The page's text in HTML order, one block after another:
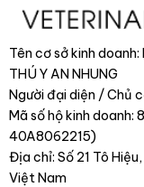
Tên cơ sở kinh doanh:
THÚ Y AN NHUNG
Người đại diện / Chủ
Mã số hộ kinh
40A8062215)
Địa chỉ: Số 21 Tô
Việt Nam